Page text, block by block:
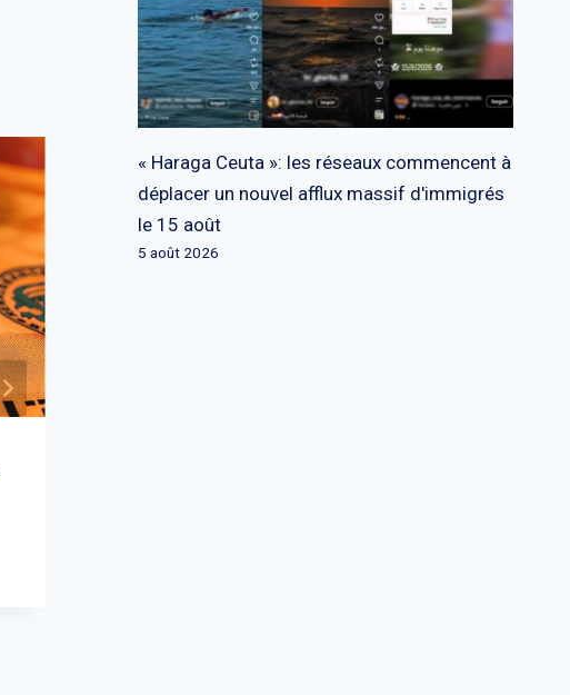
« Haraga Ceuta »: les réseaux commencent à
déplacer un nouvel afflux massif d'immigrés
le 15 août
5 août 2026